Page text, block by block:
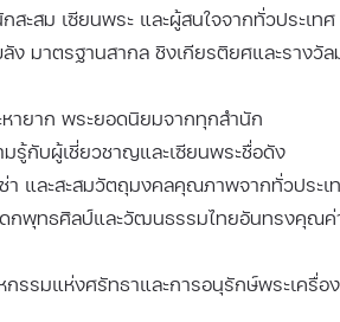
ะสม เซียนพระ และผู้สนใจจากทั่วประเท
ลัง มาตรฐานสากล ชิงเกียรติยศและรางวั
ายาก พระยอดนิยมจากทุกสำนัก
รู้กับผู้เชี่ยวชาญและเซียนพระชื่อดัง
ช่า และสะสมวัตถุมงคลคุณภาพจากทั่วประเ
กพุทธศิลป์และวัฒนธรรมไทยอันทรงคุณค่
รรมแห่งศรัทธาและการอนุรักษ์พระเครื่